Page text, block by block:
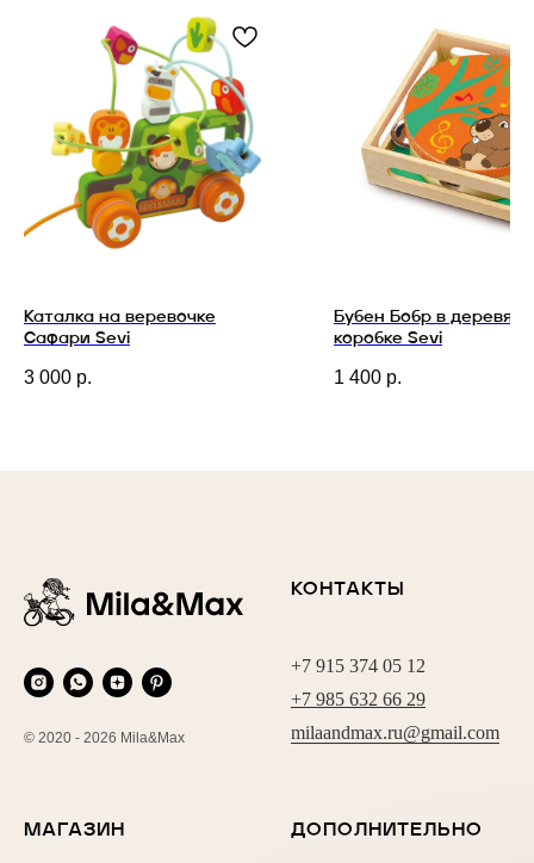
Каталка на веревочке
Сафари Sevi
3 000 р.
Бубен Бобр в
коробке Sevi
1 400 р.
© 2020 - 2026 Mila&Max
КОНТАКТЫ
+7 915 374 05 12
+7 985 632 66 29
milaandmax.ru@gmail.com
МАГАЗИН ДОПОЛНИТЕЛЬНО